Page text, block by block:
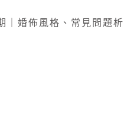
｜婚佈風格、常見問題析